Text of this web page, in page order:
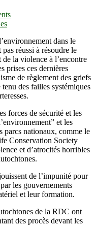
dans le
réussi à résoudre le
de la violence à l’encontre
prises ces dernières
de règlement des griefs
des failles systémiques
forces de sécurité et les
et les
parcs nationaux, comme le
Conservation Society
et d’atrocités horribles
de l’impunité pour
les gouvernements
et leur formation.
de la RDC ont
des procès devant les